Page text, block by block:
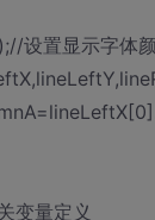
设置显示字体
变量定义